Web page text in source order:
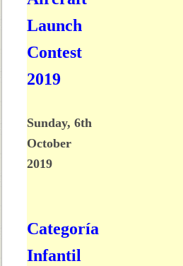
Launch
Contest
2019
Sunday, 6th
October
2019
Categoría
Infantil